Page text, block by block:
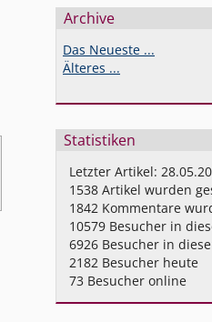
Archive
Das Neueste ...
Älteres ...
Statistiken
Letzter Artikel:
1538Artikel wurden
1842Kommentare
10579Besucher in
6926Besucher in
2182Besucher heute
73 Besucher online